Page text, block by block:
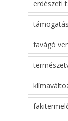
erdészeti
támogatás
favágó